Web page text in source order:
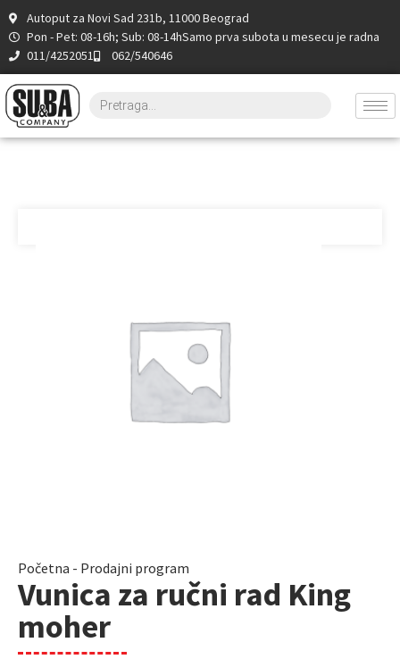
Autoput za Novi Sad 231b, 11000 Beograd
Pon - Pet: 08-16h; Sub: 08-14hSamo prva subota u mesecu je radna
011/4252051
062/540646
Početna - Prodajni program
Vunica za ručni rad King
moher